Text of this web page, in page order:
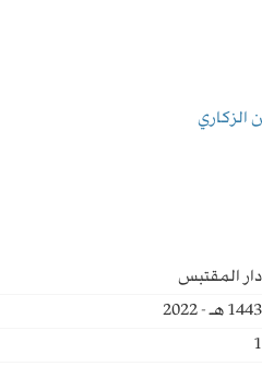
الزكاري
دار المقتبس
1443 هـ - 2022
1